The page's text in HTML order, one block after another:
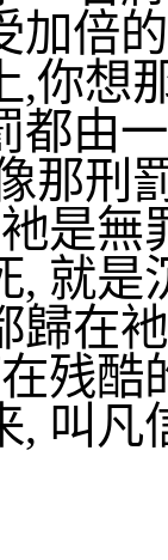
加倍
,你想
都由
那刑
衪是無
, 就是
歸在
残酷
, 叫凡